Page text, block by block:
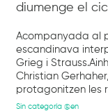
diumenge el
Acompanyada al
escandinava
Grieg i
Christian
protagonitzen les
Sin categoría @en